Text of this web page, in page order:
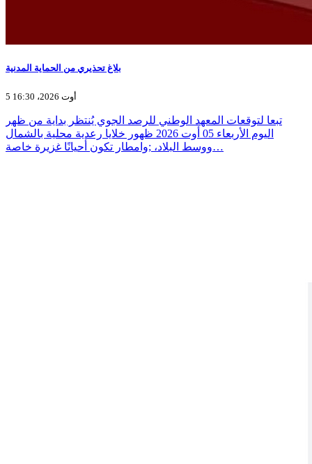
بلاغ تحذيري من الحماية المدنية
5 أوت 2026، 16:30
تبعا لتوقعات المعهد الوطني للرصد الجوي يُنتظر بداية من ظهر
اليوم الأربعاء 05 أوت 2026 ظهور خلايا رعدية محلية بالشمال
ووسط البلاد، ;وامطار تكون أحيانًا غزيرة خاصة…